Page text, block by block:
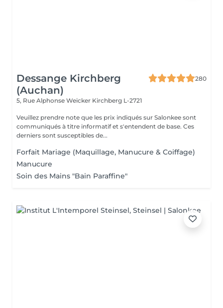
Dessange Kirchberg
(Auchan)
280
5, Rue Alphonse Weicker Kirchberg L-2721
Veuillez prendre note que les prix indiqués sur Salonkee sont
communiqués à titre informatif et s'entendent de base. Ces
derniers sont susceptibles de...
Forfait Mariage (Maquillage, Manucure & Coiffage)
Manucure
Soin des Mains "Bain Paraffine"